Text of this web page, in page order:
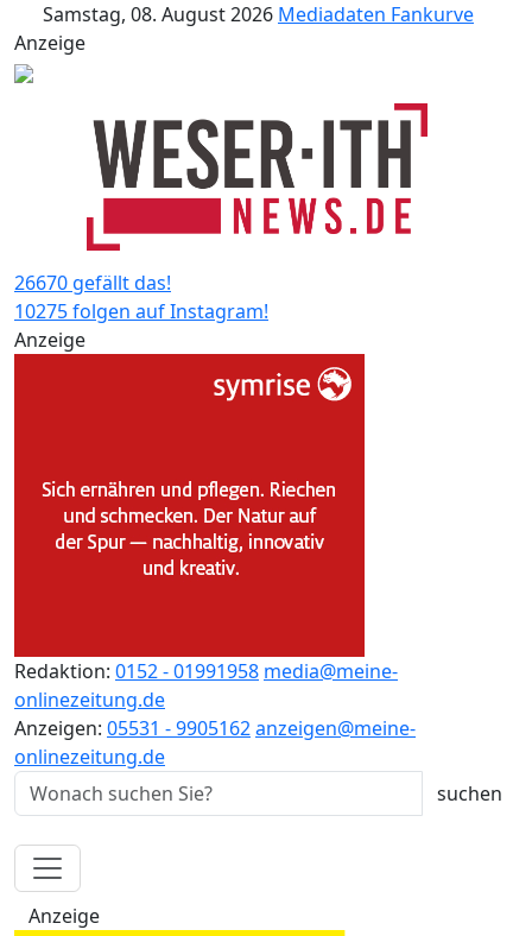
Samstag, 08. August 2026 Mediadaten Fankurve
Anzeige
26670 gefällt das!
10275 folgen auf Instagram!
Anzeige
Redaktion: 0152 - 01991958 media@meine-
onlinezeitung.de
Anzeigen: 05531 - 9905162anzeigen@meine-
onlinezeitung.de
Anzeige